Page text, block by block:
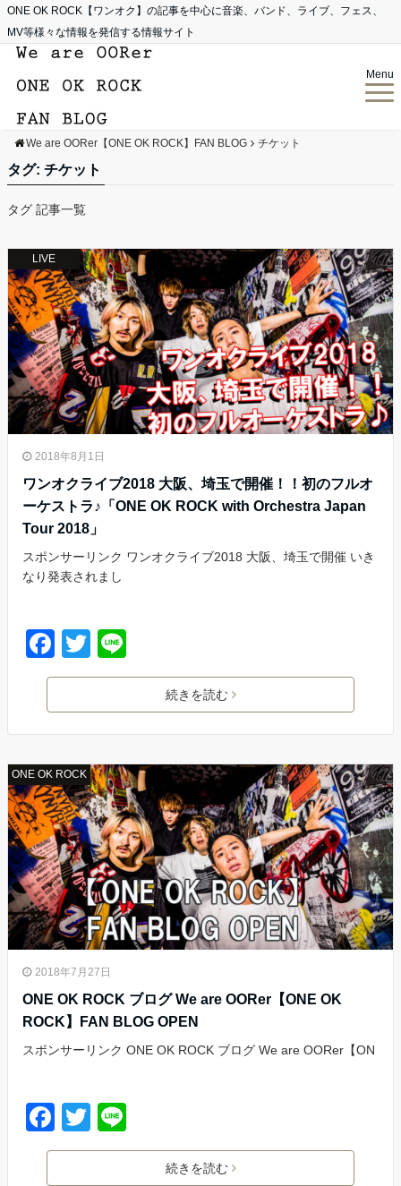
ONE OK ROCK【ワンオク】の記事を中心に音楽、バンド、ライブ、フェス、
MV等様々な情報を発信する情報サイト
Menu
We are OORer【ONE OK ROCK】FAN BLOG チケット
タグ: チケット
タグ 記事一覧
LIVE
2018年8月1日
ワンオクライブ2018 大阪、埼玉で開催！！初のフルオ
ーケストラ♪「ONE OK ROCK with Orchestra Japan
Tour 2018」
スポンサーリンク ワンオクライブ2018 大阪、埼玉で開催 いき
なり発表されまし
F
a
e
b
o
o
k
T
wi
er
n
続きを読む
ONE OK ROCK
2018年7月27日
ONE OK ROCK ブログ We are OORer【ONE OK
ROCK】FAN BLOG OPEN
スポンサーリンク ONE OK ROCK ブログ We are OORer【ON
F
a
T
wi n
続きを読む